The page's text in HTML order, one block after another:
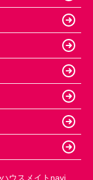
ハウスメイトnavi